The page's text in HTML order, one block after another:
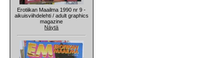
Erotiikan Maailma 1990 nr 9 -
aikuisviihdelehti / adult graphics
magazine
Näytä